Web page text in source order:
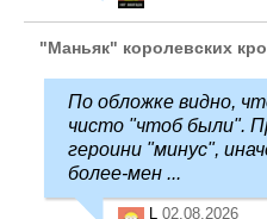
"Маньяк" королевских
По обложке видно,
чисто "чтоб были".
героини "минус",
более-мен ...
L 02.08.2026